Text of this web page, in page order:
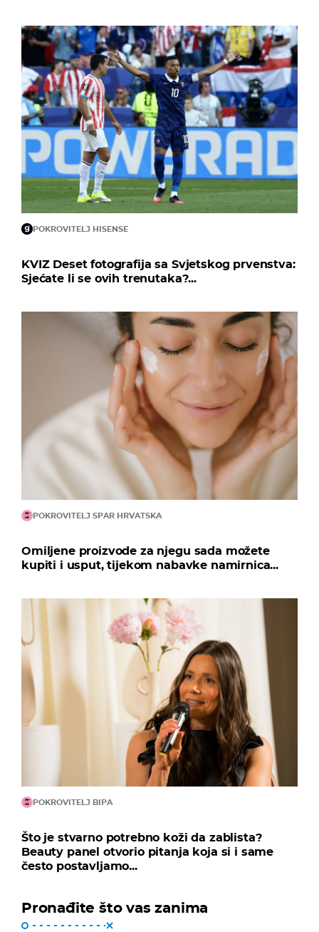
POKROVITELJ HISENSE
KVIZ Deset fotografija sa Svjetskog prvenstva:
Sjećate li se ovih trenutaka?...
POKROVITELJ SPAR HRVATSKA
Omiljene proizvode za njegu sada možete
kupiti i usput, tijekom nabavke namirnica...
POKROVITELJ BIPA
Što je stvarno potrebno koži da zablista?
Beauty panel otvorio pitanja koja si i same
često postavljamo...
Pronađite što vas zanima